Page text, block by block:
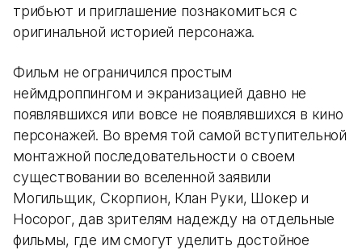
трибьют и приглашение познакомиться с
оригинальной историей персонажа.
Фильм не ограничился простым
неймдроппингом и экранизацией давно не
появлявшихся или вовсе не появлявшихся в кино
персонажей. Во время той самой вступительной
монтажной последовательности о своем
существовании во вселенной заявили
Могильщик, Скорпион, Клан Руки, Шокер и
Носорог, дав зрителям надежду на отдельные
фильмы, где им смогут уделить достойное